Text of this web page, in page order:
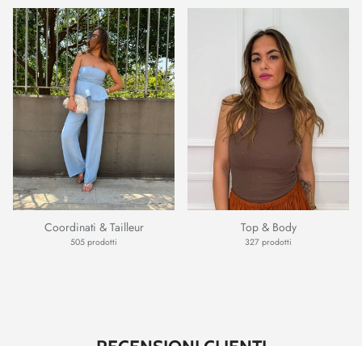
Coordinati & Tailleur
505 prodotti
Top & Body
327 prodotti